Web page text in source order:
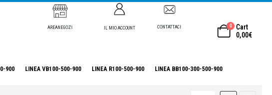
AREANEGOZI IL MIO ACCOUNT CONTATTACI 0
Cart
0,00€
900 LINEA VB100-500-900 LINEA R100-500-900 LINEA BB100-300-500-900